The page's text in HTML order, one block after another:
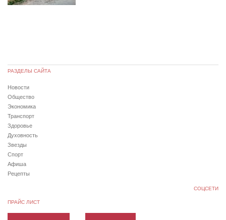
РАЗДЕЛЫ САЙТА
Новости
Общество
Экономика
Транспорт
Здоровье
Духовность
Звезды
Спорт
Афиша
Рецепты
СОЦСЕТИ
ПРАЙС ЛИСТ